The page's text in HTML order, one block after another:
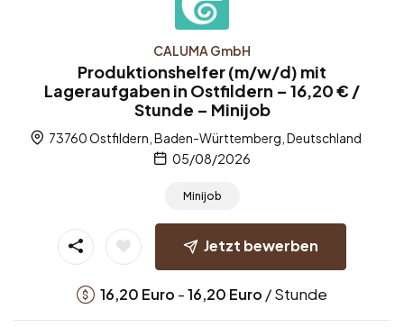
CALUMA GmbH
Produktionshelfer (m/w/d) mit
Lageraufgaben in Ostfildern – 16,20 € /
Stunde – Minijob
73760 Ostfildern, Baden-Württemberg, Deutschland
05/08/2026
Minijob
Jetzt bewerben
16,20 Euro -16,20 Euro / Stunde